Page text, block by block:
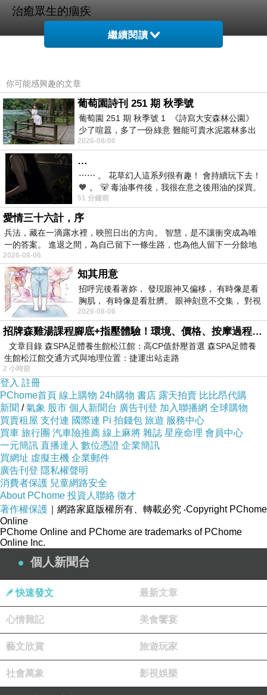
治癒眾生的痼疾
詩是枝頭的綠葉
詩是拂過大地的流風
有時劇烈有時柔
詩是四時的陽光
照盡人生百態
詩是內心的歌詠
吟唱無法言表的情愫
詩是最終的告別
是時無聲勝有聲
詩是
轉眼消匿的雲絲
留下藍天一片
藴藉風流
上一篇：失去的時間和身體
下一篇：過輔大文華樓
繼續閱讀
你可能感興趣的文章
葡萄園詩刊 251 期 秋季號
葡萄園 251 期 秋季號 1 《詩寫大安森林公園》
少了喧囂，多了一份綠意 難能可貴水泥叢林多出
一
2026-08-06
…
⋯⋯ 。 花草幻人這系列很有趣！ 會持續玩下去！
🧡 。 🐻 毒油事件後，我很在意之後用油的採買。
前天購買了我之前就很愛
51 分鐘前
愛情三十六計，序
兵法，藏在一滴露水裡，映照日出的方向。 智慧，是不讓衝突成為唯
一的答案。 進退之間，為自己留下一條生路，也為他人留下一分餘地
2026-08-06
知其用意
招呼完後看著妳， 發現眼神又偏移， 有時像是看
胸肌， 有時像是看肚臍。 眼神刻意不交集， 對視
視線不對齊， 讓我很難不
2026-08-06
招牌森雞湯課程腳底+指壓體驗！環境、價格、按摩過程全紀錄，森SPA足體養生館松江館最新價格表
文章目錄 森SPA足體養生館松江館：高CP值舒壓首選 森SPA足體養
生館松江館交通方式與地理位置：捷運出站走路
2 小時前
登入 註冊
PChome首頁 線上購物 24h購物 書店 露天拍賣 比比昂代購
新聞 /氣象 股市 個人新聞台 廣告刊登 加入聯播網 全球購物
買賣租屋 支付連 國際連 Pi 拍錢包 旅遊 服務中心
買車 旅行團 汽車險推薦 線上麻將 雜誌 星座命理 會員中心
一元簡訊 直播達人 數位憑證 企業簡訊
買網址 虛擬主機 企業郵件
廣告刊登 隱私權聲明
消費者保護 兒童網路安全
About PChome 投資人聯絡 徵才
著作權保護 ｜網路家庭版權所有、轉載必究 ‧Copyright PChome
Online
PChome Online and PChome are trademarks of PChome
Online Inc.
個人新聞台
快速發文 最新文章
心情雜記 美食饗宴
藝文欣賞 旅遊玩家
社會萬象 影視娛樂